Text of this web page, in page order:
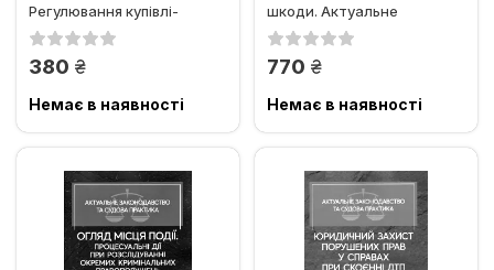
Регулювання купівлі-
продажу земель...
380 грн.
Немає в наявності
шкоди. Актуальне
законодавство та судова
770 грн.
Немає в наявності